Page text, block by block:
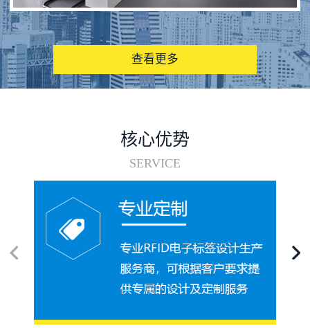
图书馆RFID电子标签管理系统
查看更多
核心优势
SERVICE